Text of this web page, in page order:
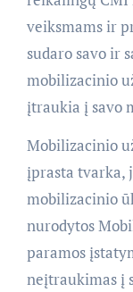
veiksmams ir
sudaro savo ir
mobilizacinio
įtraukia į savo
Mobilizacinio
įprasta tvarka,
mobilizacinio
nurodytos
paramos
neįtraukimas į